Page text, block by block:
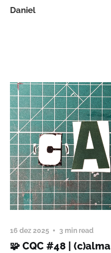
Daniel
16 dez 2025 3 min read
🧩 CQC #48 | (c)alma